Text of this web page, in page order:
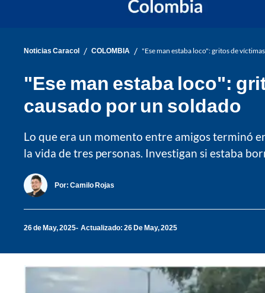
Noticias Caracol / COLOMBIA / "Ese man estaba loco": gritos de
"Ese man estaba loco":
causado por un soldado
Lo que era un momento entre amigos terminó
la vida de tres personas. Investigan si estaba
Por: Camilo Rojas
26 de May, 2025 Actualizado: 26 De May, 2025